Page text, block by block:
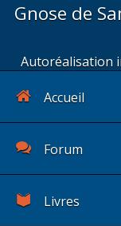
Gnose de
Autoréalisation
Accueil
Forum
Livres